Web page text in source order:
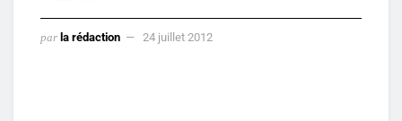
par la rédaction 24 juillet 2012